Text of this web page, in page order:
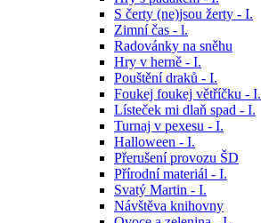
S čerty (ne)jsou žerty - I.
Zimní čas - l.
Radovánky na sněhu
Hry v herně - I.
Pouštění draků - I.
Foukej foukej větříčku - I.
Lísteček mi dlaň spad - I.
Turnaj v pexesu - I.
Halloween - I.
Přerušení provozu ŠD
Přírodní materiál - I.
Svatý Martin - I.
Návštěva knihovny